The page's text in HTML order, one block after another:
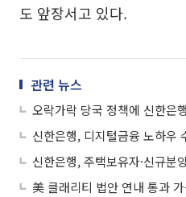
도 앞장서고 있다.
관련 뉴스
신한은행, 주택보유자·신규분